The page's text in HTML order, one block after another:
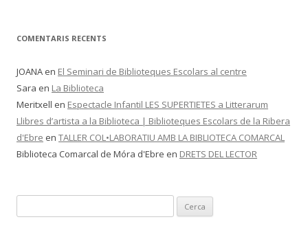
COMENTARIS RECENTS
JOANA en El Seminari de Biblioteques Escolars al centre
Sara en La Biblioteca
Meritxell en Espectacle Infantil LES SUPERTIETES a Litterarum
Llibres d’artista a la Biblioteca | Biblioteques Escolars de la Ribera
d'Ebre en TALLER COL•LABORATIU AMB LA BIBLIOTECA COMARCAL
Biblioteca Comarcal de Móra d'Ebre en DRETS DEL LECTOR
e